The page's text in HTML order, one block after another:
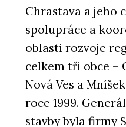
Chrastava a jeho
spolupráce a
oblasti rozvoje
celkem tři obce –
Nová Ves a
roce 1999.
stavby byla firmy